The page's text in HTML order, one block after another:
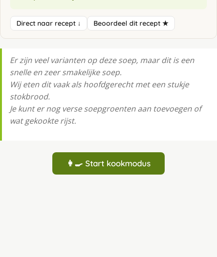
Direct naar recept ↓ Beoordeel dit recept ★
Er zijn veel varianten op deze soep, maar dit is een
snelle en zeer smakelijke soep.
Wij eten dit vaak als hoofdgerecht met een stukje
stokbrood.
Je kunt er nog verse soepgroenten aan toevoegen of
wat gekookte rijst.
👩‍🍳 Start kookmodus